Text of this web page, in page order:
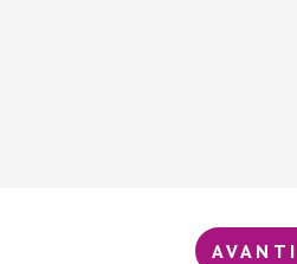
AVANTI